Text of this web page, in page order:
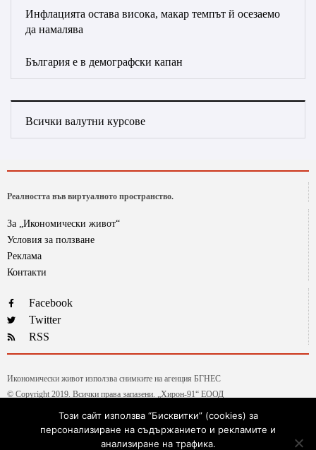
Инфлацията остава висока, макар темпът й осезаемо
да намалява
България е в демографски капан
Всички валутни курсове
Реалността във виртуалното пространство.
За „Икономически живот“
Условия за ползване
Реклама
Контакти
Facebook
Twitter
RSS
Икономически живот използва снимките на агенция БГНЕС
© Copyright 2019. Всички права запазени. „Хирон-91“ ЕООД
Текстовете от рубриката „Гласове и мнения“ са авторски, на колумнистите на ИЖ.
Този сайт използва “Бисквитки” (cookies) за
персонализиране на съдържанието и рекламите и
анализиране на трафика.